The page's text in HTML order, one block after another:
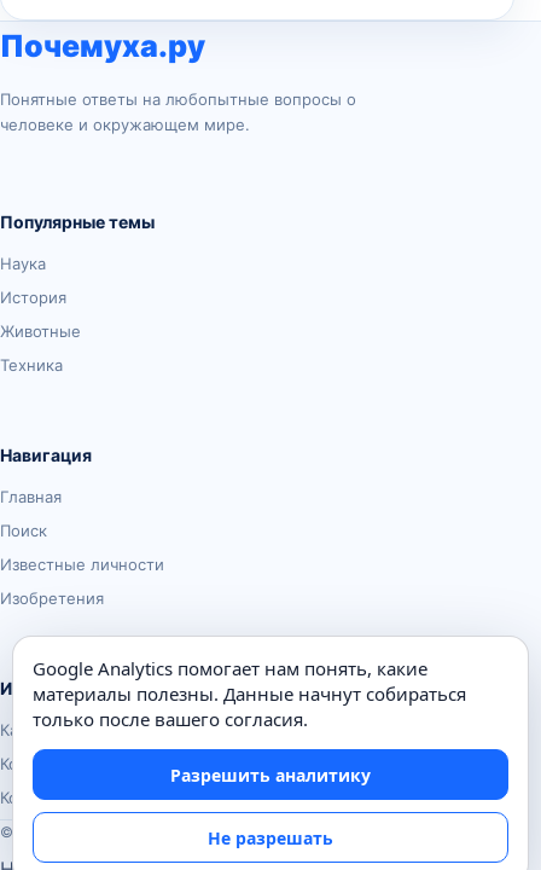
Почемуха.ру
Понятные ответы на любопытные вопросы о
человеке и окружающем мире.
Популярные темы
Наука
История
Животные
Техника
Навигация
Главная
Поиск
Известные личности
Изобретения
Информация
Карта сайта
Контакты
Конфиденциальность
© Почемуха.ру, 2010–2026
Google Analytics помогает нам понять, какие
материалы полезны. Данные начнут собираться
только после вашего согласия.
Разрешить аналитику
Не разрешать